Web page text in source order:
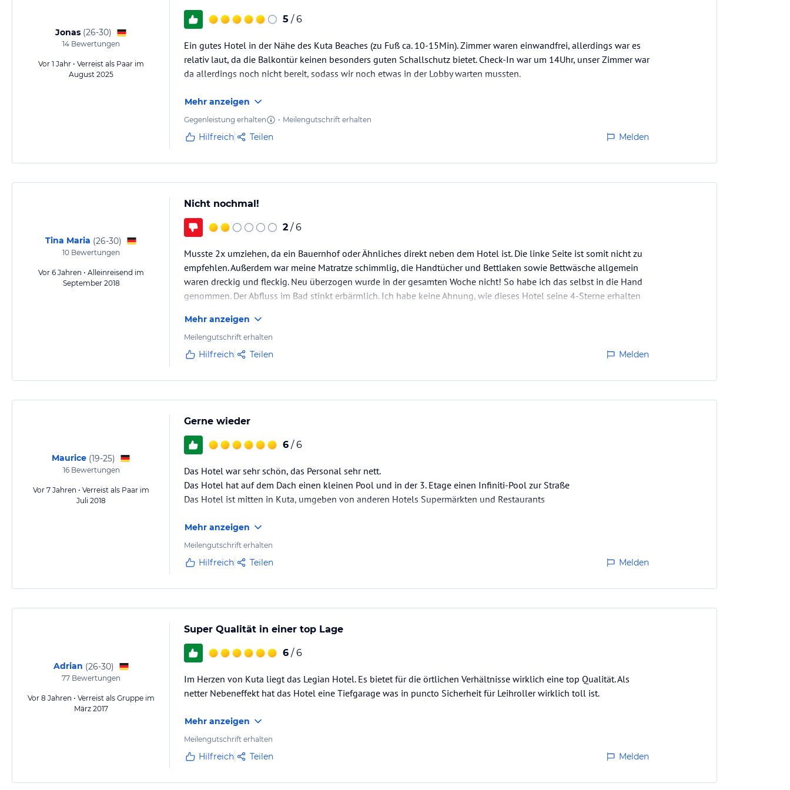
Jonas (26-30)
14 Bewertungen
Vor 1 Jahr • Verreist als Paar im
August 2025
5 / 6
Ein gutes Hotel in der Nähe des Kuta Beaches (zu Fuß ca. 10-15Min). Zimmer waren einwandfrei, allerdings war es
relativ laut, da die Balkontür keinen besonders guten Schallschutz bietet. Check-In war um 14Uhr, unser Zimmer war
da allerdings noch nicht bereit, sodass wir noch etwas in der Lobby warten mussten.
Mehr anzeigen
Gegenleistung erhalten • Meilengutschrift erhalten
Hilfreich Teilen Melden
Tina Maria (26-30)
10 Bewertungen
Vor 6 Jahren • Alleinreisend im
September 2018
Nicht nochmal!
2 / 6
Musste 2x umziehen, da ein Bauernhof oder Ähnliches direkt neben dem Hotel ist. Die linke Seite ist somit nicht zu
empfehlen. Außerdem war meine Matratze schimmlig, die Handtücher und Bettlaken sowie Bettwäsche allgemein
waren dreckig und fleckig. Neu überzogen wurde in der gesamten Woche nicht! So habe ich das selbst in die Hand
genommen. Der Abfluss im Bad stinkt erbärmlich. Ich habe keine Ahnung, wie dieses Hotel seine 4-Sterne erhalten
Mehr anzeigen
Meilengutschrift erhalten
Hilfreich Teilen Melden
Maurice (19-25)
16Bewertungen
Vor 7 Jahren • Verreist als Paar im
Juli 2018
Gerne wieder
6 / 6
Das Hotel war sehr schön, das Personal sehr nett.
Das Hotel hat auf dem Dach einen kleinen Pool und in der 3. Etage einen Infiniti-Pool zur Straße
Das Hotel ist mitten in Kuta, umgeben von anderen Hotels Supermärkten und Restaurants
Mehr anzeigen
Meilengutschrift erhalten
Hilfreich Teilen Melden
Adrian (26-30)
77 Bewertungen
Vor 8 Jahren • Verreist als Gruppe im
März 2017
Super Qualität in einer top Lage
6 / 6
Im Herzen von Kuta liegt das Legian Hotel. Es bietet für die örtlichen Verhältnisse wirklich eine top Qualität. Als
netter Nebeneffekt hat das Hotel eine Tiefgarage was in puncto Sicherheit für Leihroller wirklich toll ist.
Mehr anzeigen
Meilengutschrift erhalten
Hilfreich Teilen Melden